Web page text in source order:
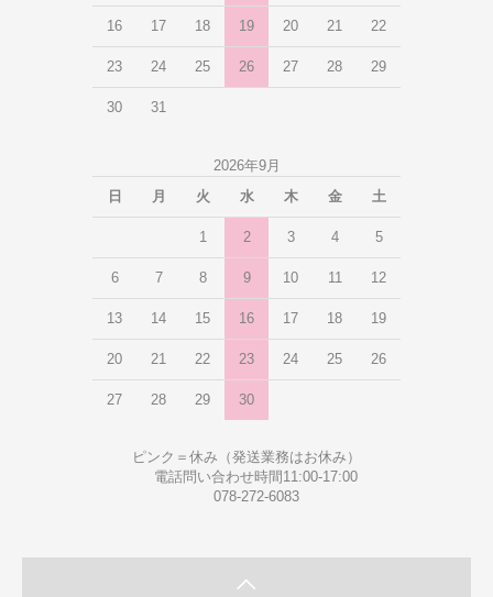
16 17 18 19 20 21 22
23 24 25 26 27 28 29
30 31
2026年9月
日
月 火 水 木 金 土
1 2 3 4 5
6 7 8 9 10 11 12
13 14 15 16 17 18 19
20 21 22 23 24 25 26
27 28 29 30
ピンク＝休み（発送業務はお休み）
電話問い合わせ時間11:00-17:00
078-272-6083